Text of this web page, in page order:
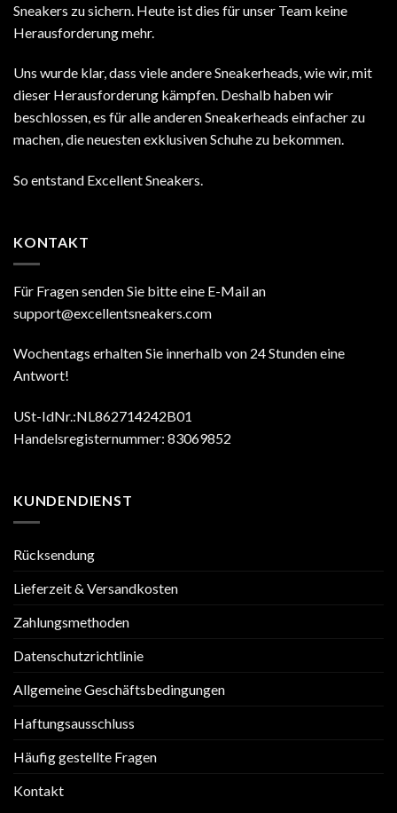
Sneakers zu sichern. Heute ist dies für unser Team keine
Herausforderung mehr.
Uns wurde klar, dass viele andere Sneakerheads, wie wir, mit
dieser Herausforderung kämpfen. Deshalb haben wir
beschlossen, es für alle anderen Sneakerheads einfacher zu
machen, die neuesten exklusiven Schuhe zu bekommen.
So entstand Excellent Sneakers.
KONTAKT
Für Fragen senden Sie bitte eine E-Mail an
support@excellentsneakers.com
Wochentags erhalten Sie innerhalb von 24 Stunden eine
Antwort!
USt-IdNr.:NL862714242B01
Handelsregisternummer: 83069852
KUNDENDIENST
Rücksendung
Lieferzeit & Versandkosten
Zahlungsmethoden
Datenschutzrichtlinie
Allgemeine Geschäftsbedingungen
Haftungsausschluss
Häufig gestellte Fragen
Kontakt